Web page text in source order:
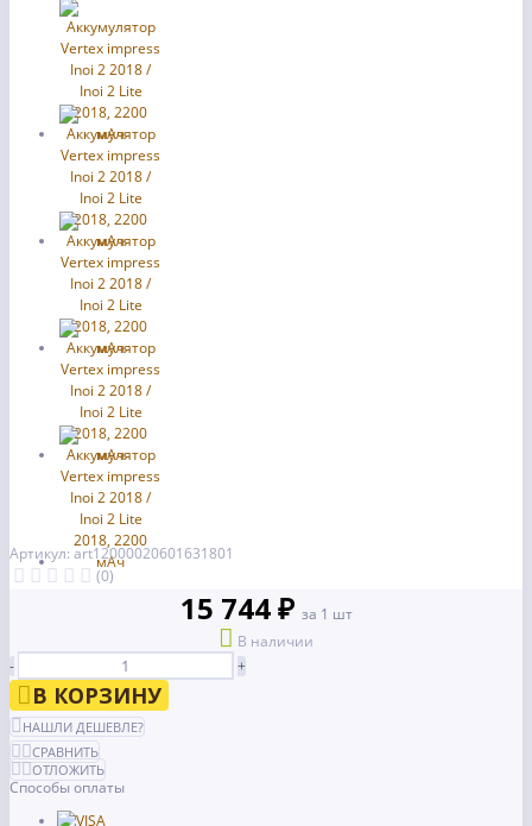
Артикул: art12000020601631801
(0)
15 744 ₽ за 1 шт
В наличии
-
+
В КОРЗИНУ
НАШЛИ ДЕШЕВЛЕ?
СРАВНИТЬ
ОТЛОЖИТЬ
Способы оплаты